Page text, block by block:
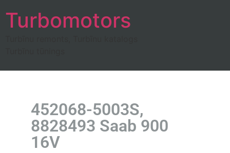
Turbomotors
452068-5003S,
8828493 Saab 900
16V